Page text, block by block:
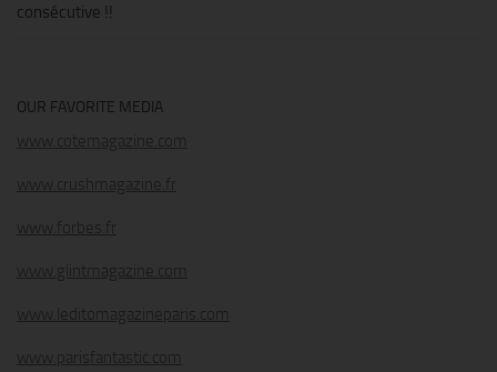
consécutive !!
OUR FAVORITE MEDIA
www.cotemagazine.com
www.crushmagazine.fr
www.forbes.fr
www.glintmagazine.com
www.leditomagazineparis.com
www.parisfantastic.com